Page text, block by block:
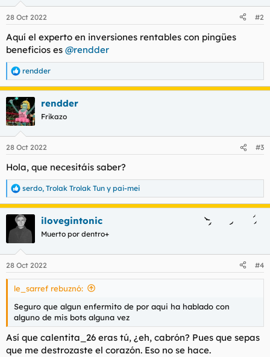
e
:
28 Oct 2022 #2
Aquí el experto en inversiones rentables con pingües
beneficios es @rendder
R
e
a
c
c
i
e
:
rendder
rendder
Frikazo
28 Oct 2022 #3
Hola, que necesitáis saber?
R
e
a
c
e
s
serdo, Trolak Trolak Tun y pai-mei
ilovegintonic
Muerto por dentro+
28 Oct 2022 #4
le_sarref rebuznó:
Seguro que algun enfermito de por aqui ha hablado con
alguno de mis bots alguna vez
Así que calentita_26 eras tú, ¿eh, cabrón? Pues que sepas
que me destrozaste el corazón. Eso no se hace.